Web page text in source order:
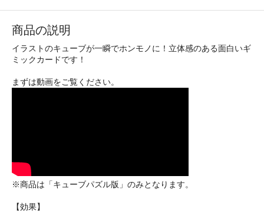
商品の説明
イラストのキューブが一瞬でホンモノに！立体感のある面白いギ
ミックカードです！
まずは動画をご覧ください。
※商品は「キューブパズル版」のみとなります。
【効果】